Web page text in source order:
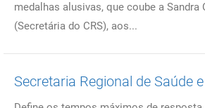
medalhas alusivas, que coube a Sandra
(Secretária do CRS), aos...
Secretaria Regional de Saúde